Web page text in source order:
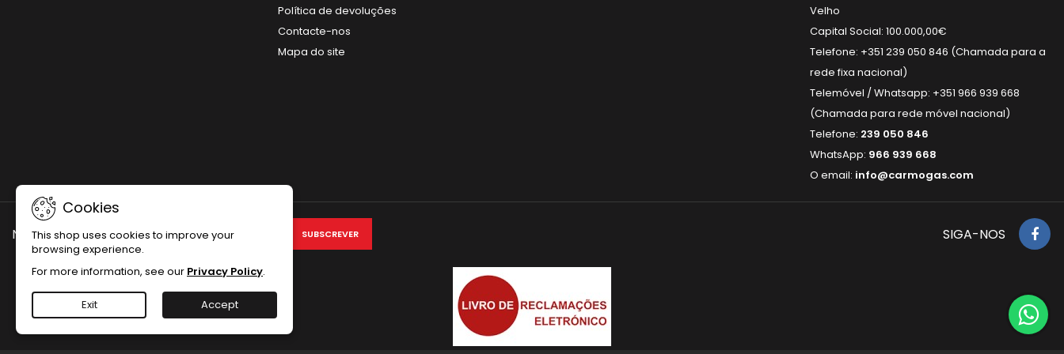
Política de devoluções
Contacte-nos
Mapa do site
Velho
Capital Social: 100.000,00€
Telefone: +351 239 050 846 (Chamada para a
rede fixa nacional)
Telemóvel / Whatsapp: +351 966 939 668
(Chamada para rede móvel nacional)
Telefone: 239 050 846
WhatsApp: 966 939 668
O email: info@carmogas.com
Cookies
This shop uses cookies to improve your
browsing experience.
For more information, see our Privacy Policy.
Exit Accept
NEWSLETTER SIGA-NOS